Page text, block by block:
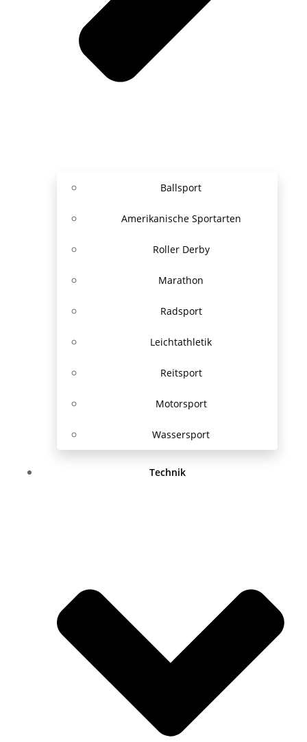
Ballsport
Amerikanische Sportarten
Roller Derby
Marathon
Radsport
Leichtathletik
Reitsport
Motorsport
Wassersport
Technik